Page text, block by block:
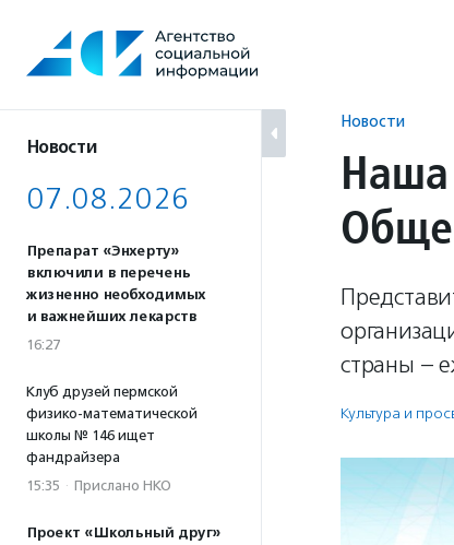
содержанию
Новости
07.08.2026
Препарат «Энхерту»
включили в перечень
жизненно необходимых
и важнейших лекарств
16:27
Клуб друзей пермской
физико-математической
школы № 146 ищет
фандрайзера
15:35 · Прислано НКО
Проект «Школьный друг»
Новости
страны –
Культура и